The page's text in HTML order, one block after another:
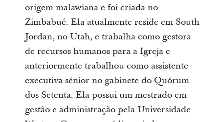
origem malawiana e foi criada no
Zimbabué. Ela atualmente reside em South
Jordan, no Utah, e trabalha como gestora
de recursos humanos para a Igreja e
anteriormente trabalhou como assistente
executiva sénior no gabinete do Quórum
dos Setenta. Ela possui um mestrado em
gestão e administração pela Universidade